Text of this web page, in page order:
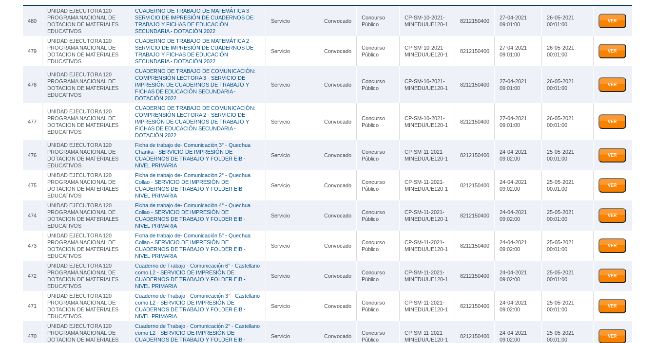
Huancavelica
Huánuco
La Libertad
Lima
Madre de Dios
Moquegua
Tumbes
480
UNIDAD EJECUTORA 120
PROGRAMA NACIONAL DE
DOTACION DE MATERIALES
EDUCATIVOS
CUADERNO DE TRABAJO DE MATEMÁTICA 3 -
SERVICIO DE IMPRESIÓN DE CUADERNOS DE
TRABAJO Y FICHAS DE EDUCACIÓN
SECUNDARIA - DOTACIÓN 2022
Servicio Convocado
Concurso
Público
CP-SM-10-2021-
MINEDU/UE120-1
8212150400
27-04-2021
09:01:00
26-05-2021
00:01:00
VER
479
UNIDAD EJECUTORA 120
PROGRAMA NACIONAL DE
DOTACION DE MATERIALES
EDUCATIVOS
CUADERNO DE TRABAJO DE MATEMÁTICA 2 -
SERVICIO DE IMPRESIÓN DE CUADERNOS DE
TRABAJO Y FICHAS DE EDUCACIÓN
SECUNDARIA - DOTACIÓN 2022
Servicio Convocado
Concurso
Público
CP-SM-10-2021-
MINEDU/UE120-1
8212150400
27-04-2021
09:01:00
26-05-2021
00:01:00
VER
478
UNIDAD EJECUTORA 120
PROGRAMA NACIONAL DE
DOTACION DE MATERIALES
EDUCATIVOS
CUADERNO DE TRABAJO DE COMUNICACIÓN:
COMPRENSIÓN LECTORA 3 - SERVICIO DE
IMPRESIÓN DE CUADERNOS DE TRABAJO Y
FICHAS DE EDUCACIÓN SECUNDARIA -
DOTACIÓN 2022
Servicio Convocado
Concurso
Público
CP-SM-10-2021-
MINEDU/UE120-1
8212150400
27-04-2021
09:01:00
26-05-2021
00:01:00
VER
477
UNIDAD EJECUTORA 120
PROGRAMA NACIONAL DE
DOTACION DE MATERIALES
EDUCATIVOS
CUADERNO DE TRABAJO DE COMUNICACIÓN:
COMPRENSIÓN LECTORA 2 - SERVICIO DE
IMPRESIÓN DE CUADERNOS DE TRABAJO Y
FICHAS DE EDUCACIÓN SECUNDARIA -
DOTACIÓN 2022
Servicio Convocado
Concurso
Público
CP-SM-10-2021-
MINEDU/UE120-1
8212150400
27-04-2021
09:01:00
26-05-2021
00:01:00
VER
476
UNIDAD EJECUTORA 120
PROGRAMA NACIONAL DE
DOTACION DE MATERIALES
EDUCATIVOS
Ficha de trabajo de- Comunicación 3° - Quechua
Chanka - SERVICIO DE IMPRESIÓN DE
CUADERNOS DE TRABAJO Y FOLDER EIB -
NIVEL PRIMARIA
Servicio Convocado
Concurso
Público
CP-SM-11-2021-
MINEDU/UE120-1
8212150400
24-04-2021
09:02:00
25-05-2021
00:01:00
VER
475
UNIDAD EJECUTORA 120
PROGRAMA NACIONAL DE
DOTACION DE MATERIALES
EDUCATIVOS
Ficha de trabajo de- Comunicación 2° - Quechua
Collao - SERVICIO DE IMPRESIÓN DE
CUADERNOS DE TRABAJO Y FOLDER EIB -
NIVEL PRIMARIA
Servicio Convocado
Concurso
Público
CP-SM-11-2021-
MINEDU/UE120-1
8212150400
24-04-2021
09:02:00
25-05-2021
00:01:00
VER
474
UNIDAD EJECUTORA 120
PROGRAMA NACIONAL DE
DOTACION DE MATERIALES
EDUCATIVOS
Ficha de trabajo de- Comunicación 4° - Quechua
Collao - SERVICIO DE IMPRESIÓN DE
CUADERNOS DE TRABAJO Y FOLDER EIB -
NIVEL PRIMARIA
Servicio Convocado
Concurso
Público
CP-SM-11-2021-
MINEDU/UE120-1
8212150400
24-04-2021
09:02:00
25-05-2021
00:01:00
VER
473
UNIDAD EJECUTORA 120
PROGRAMA NACIONAL DE
DOTACION DE MATERIALES
EDUCATIVOS
Ficha de trabajo de- Comunicación 5° - Quechua
Collao - SERVICIO DE IMPRESIÓN DE
CUADERNOS DE TRABAJO Y FOLDER EIB -
NIVEL PRIMARIA
Servicio Convocado
Concurso
Público
CP-SM-11-2021-
MINEDU/UE120-1
8212150400
24-04-2021
09:02:00
25-05-2021
00:01:00
VER
472
UNIDAD EJECUTORA 120
PROGRAMA NACIONAL DE
DOTACION DE MATERIALES
EDUCATIVOS
Cuaderno de Trabajo - Comunicación 6° - Castellano
como L2 - SERVICIO DE IMPRESIÓN DE
CUADERNOS DE TRABAJO Y FOLDER EIB -
NIVEL PRIMARIA
Servicio Convocado
Concurso
Público
CP-SM-11-2021-
MINEDU/UE120-1
8212150400
24-04-2021
09:02:00
25-05-2021
00:01:00
VER
471
UNIDAD EJECUTORA 120
PROGRAMA NACIONAL DE
DOTACION DE MATERIALES
EDUCATIVOS
Cuaderno de Trabajo - Comunicación 3° - Castellano
como L2 - SERVICIO DE IMPRESIÓN DE
CUADERNOS DE TRABAJO Y FOLDER EIB -
NIVEL PRIMARIA
Servicio Convocado
Concurso
Público
CP-SM-11-2021-
MINEDU/UE120-1
8212150400
24-04-2021
09:02:00
25-05-2021
00:01:00
VER
470
UNIDAD EJECUTORA 120
PROGRAMA NACIONAL DE
DOTACION DE MATERIALES
Cuaderno de Trabajo - Comunicación 2° - Castellano
como L2 - SERVICIO DE IMPRESIÓN DE
CUADERNOS DE TRABAJO Y FOLDER EIB -
Servicio Convocado
Concurso
Público
CP-SM-11-2021-
MINEDU/UE120-1
8212150400
24-04-2021
09:02:00
25-05-2021
00:01:00
VER